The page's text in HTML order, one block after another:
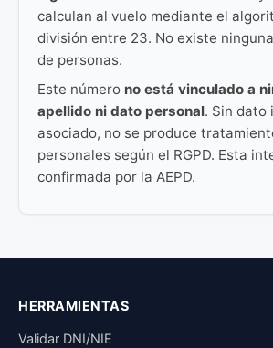
calculan al vuelo mediante el
división entre 23. No existe
de personas.
Este número no está vinculado a
apellido ni dato personal. Sin
asociado, no se produce
personales según el RGPD. Esta
confirmada por la AEPD.
HERRAMIENTAS
Validar DNI/NIE